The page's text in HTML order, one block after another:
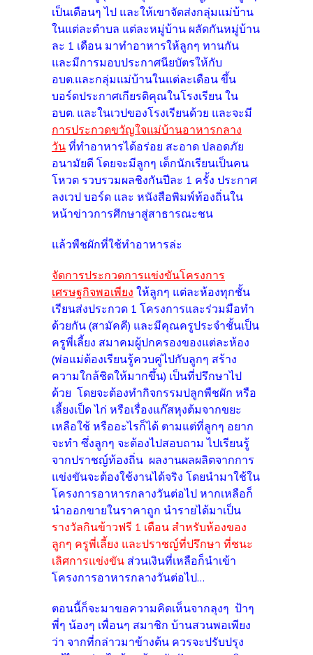
เป็นเดือนๆ ไป และให้เขาจัดส่งกลุ่มแม่บ้าน
ในแต่ละตำบล แต่ละหมู่บ้าน ผลัดกันหมู่บ้าน
ละ 1 เดือน มาทำอาหารให้ลูกๆ ทานกัน
และมีการมอบประกาศนียบัตรให้กับ
อบต.และกลุ่มแม่บ้านในแต่ละเดือน ขึ้น
บอร์ดประกาศเกียรติคุณในโรงเรียน ใน
อบต. และในเวปของโรงเรียนด้วย และจะมี
การประกวดขวัญใจแม่บ้านอาหารกลาง
วัน ที่ทำอาหารได้อร่อย สะอาด ปลอดภัย
อนามัยดี โดยจะมีลูกๆ เด็กนักเรียนเป็นคน
โหวต รวบรวมผลชิงกันปีละ 1 ครั้ง ประกาศ
ลงเวป บอร์ด และ หนังสือพิมพ์ท้องถิ่นใน
หน้าข่าวการศึกษาสู่สาธารณะชน
แล้วพืชผักที่ใช้ทำอาหารล่ะ
จัดการประกวดการแข่งขันโครงการ
เศรษฐกิจพอเพียง ให้ลูกๆ แต่ละห้องทุกชั้น
เรียนส่งประกวด 1 โครงการและร่วมมือทำ
ด้วยกัน (สามัคคี) และมีคุณครูประจำชั้นเป็น
ครูพี่เลี้ยง สมาคมผู้ปกครองของแต่ละห้อง
(พ่อแม่ต้องเรียนรู้ควบคู่ไปกับลูกๆ สร้าง
ความใกล้ชิดให้มากขึ้น) เป็นที่ปรึกษาไป
ด้วย โดยจะต้องทำกิจกรรมปลูกพืชผัก หรือ
เลี้ยงเป็ด ไก่ หรือเรื่องแก๊สหุงต้มจากขยะ
เหลือใช้ หรืออะไรก็ได้ ตามแต่ที่ลูกๆ อยาก
จะทำ ซึ่งลูกๆ จะต้องไปสอบถาม ไปเรียนรู้
จากปราชญ์ท้องถิ่น ผลงานผลผลิตจากการ
แข่งขันจะต้องใช้งานได้จริง โดยนำมาใช้ใน
โครงการอาหารกลางวันต่อไป หากเหลือก็
นำออกขายในราคาถูก นำรายได้มาเป็น
รางวัลกินข้าวฟรี 1 เดือน สำหรับห้องของ
ลูกๆ ครูพี่เลี้ยง และปราชญ์ที่ปรึกษา ที่ชนะ
เลิศการแข่งขัน ส่วนเงินที่เหลือก็นำเข้า
โครงการอาหารกลางวันต่อไป...
ตอนนี้ก็จะมาขอความคิดเห็นจากลุงๆ ป้าๆ
พี่ๆ น้องๆ เพื่อนๆ สมาชิก บ้านสวนพอเพียง
ว่า จากที่กล่าวมาข้างต้น ควรจะปรับปรุง